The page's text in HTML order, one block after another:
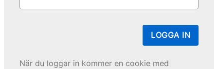
LOGGA IN
När du loggar in kommer en cookie med